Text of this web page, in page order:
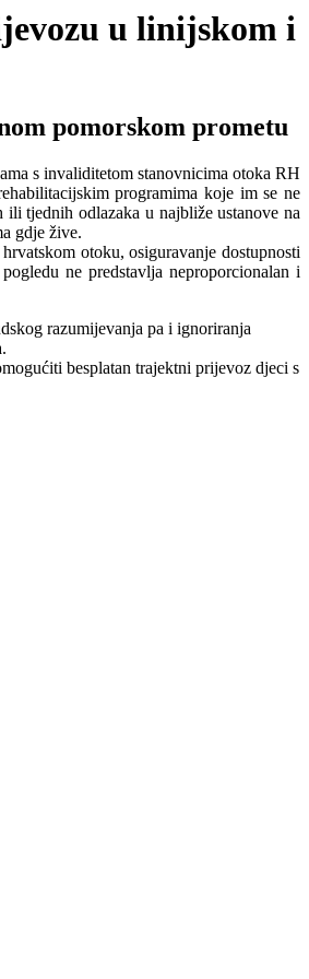
u linijskom i
pomorskom prometu
s invaliditetom stanovnicima otoka RH
programima koje im se ne
tjednih odlazaka u najbliže ustanove na
gdje žive.
otoku, osiguravanje dostupnosti
ne predstavlja neproporcionalan i
razumijevanja pa i ignoriranja
besplatan trajektni prijevoz djeci s